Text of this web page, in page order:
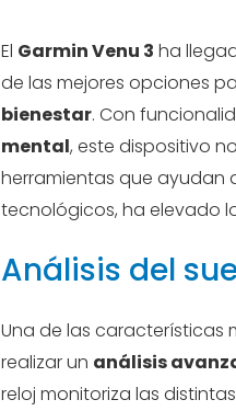
El Garmin Venu 3 ha
de las mejores opciones
bienestar. Con
mental, este dispositivo
herramientas que ayudan
tecnológicos, ha elevado
Análisis del
Una de las características
realizar un análisis
reloj monitoriza las